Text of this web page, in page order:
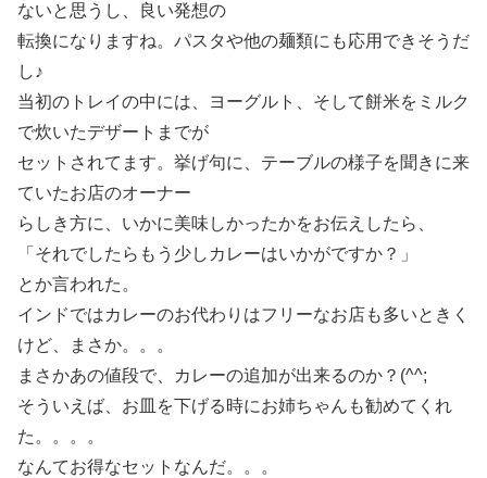
ないと思うし、良い発想の
転換になりますね。パスタや他の麺類にも応用できそうだ
し♪
当初のトレイの中には、ヨーグルト、そして餅米をミルク
で炊いたデザートまでが
セットされてます。挙げ句に、テーブルの様子を聞きに来
ていたお店のオーナー
らしき方に、いかに美味しかったかをお伝えしたら、
「それでしたらもう少しカレーはいかがですか？」
とか言われた。
インドではカレーのお代わりはフリーなお店も多いときく
けど、まさか。。。
まさかあの値段で、カレーの追加が出来るのか？(^^;
そういえば、お皿を下げる時にお姉ちゃんも勧めてくれ
た。。。。
なんてお得なセットなんだ。。。